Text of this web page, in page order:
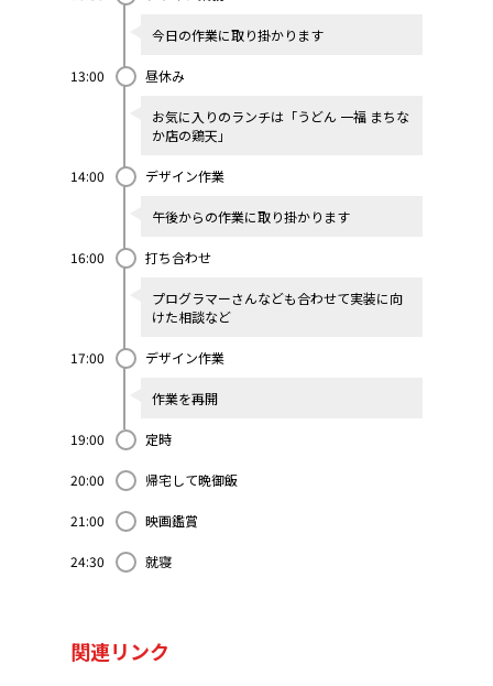
今日の作業に取り掛かります
13:00 昼休み
お気に入りのランチは「うどん 一福 まちな
か店の鶏天」
14:00 デザイン作業
午後からの作業に取り掛かります
16:00 打ち合わせ
プログラマーさんなども合わせて実装に向
けた相談など
17:00 デザイン作業
作業を再開
19:00 定時
20:00 帰宅して晩御飯
21:00 映画鑑賞
24:30 就寝
関連リンク